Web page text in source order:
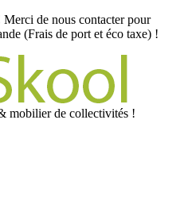
Merci de nous contacter pour
(Frais de port et éco taxe) !
mobilier de collectivités !